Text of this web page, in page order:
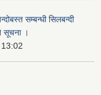
सम्बन्धी सिलबन्दी
सूचना ।